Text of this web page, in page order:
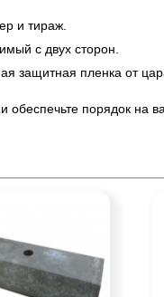
и тираж.
с двух сторон.
защитная пленка от
обеспечьте порядок на